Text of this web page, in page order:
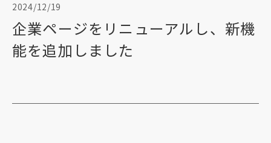
2024/12/19
企業ページをリニューアルし、新機
能を追加しました